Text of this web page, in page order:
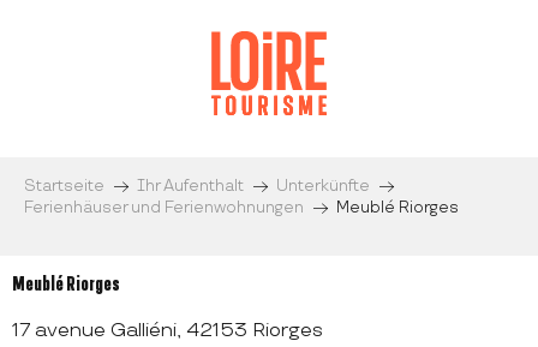
Startseite Ihr Aufenthalt
Unterkünfte
Ferienhäuser und Ferienwohnungen
Meublé Riorges
Meublé Riorges
17 avenue Galliéni, 42153 Riorges